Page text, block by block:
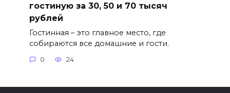
гостиную за 30, 50 и 70 тысяч
рублей
Гостинная – это главное место, где
собираются все домашние и гости.
0 24